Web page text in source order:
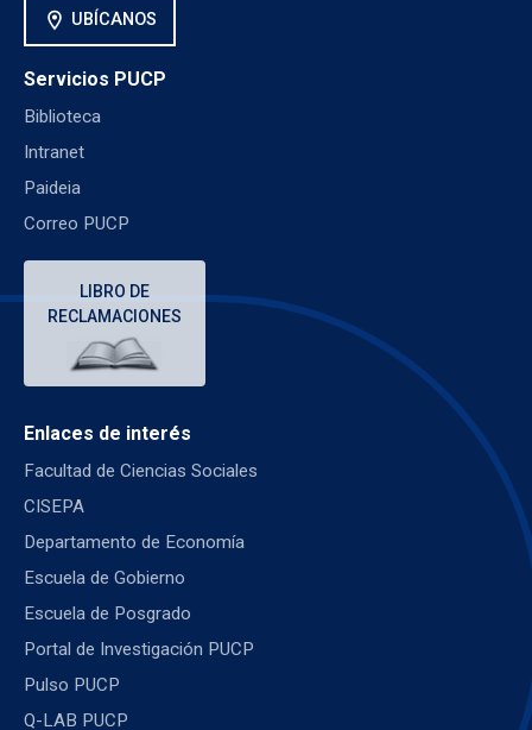
location_on UBÍCANOS
Servicios PUCP
Biblioteca
Intranet
Paideia
Correo PUCP
LIBRO DE
RECLAMACIONES
Enlaces de interés
Facultad de Ciencias Sociales
CISEPA
Departamento de Economía
Escuela de Gobierno
Escuela de Posgrado
Portal de Investigación PUCP
Pulso PUCP
Q-LAB PUCP